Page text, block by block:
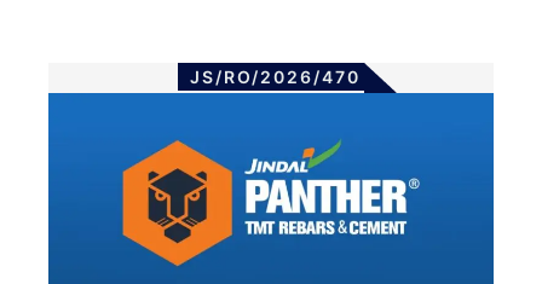
JS/RO/2026/470